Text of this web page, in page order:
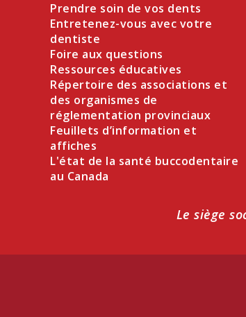
Prendre soin de vos dents
Entretenez-vous avec votre
dentiste
Foire aux questions
Ressources éducatives
Répertoire des associations et
des organismes de
réglementation provinciaux
Feuillets d’information et
affiches
L'état de la santé buccodentaire
au Canada
Le siège